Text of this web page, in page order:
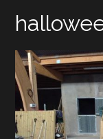
innehåll